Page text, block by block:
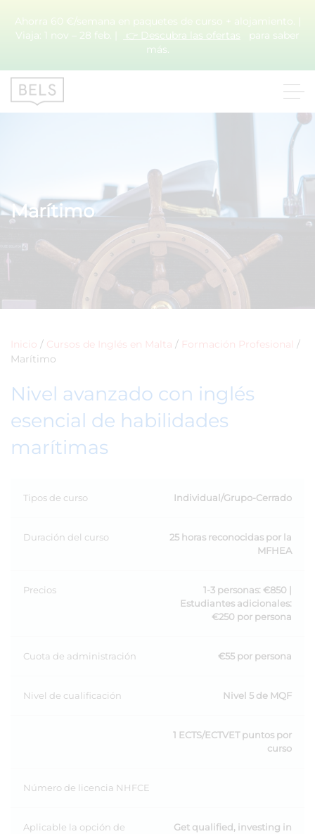
Ahorra 60 €/semana en paquetes de curso + alojamiento. |
Viaja: 1 nov – 28 feb. |
👉 Descubra las ofertas para saber
más.
Marítimo
Inicio / Cursos de Inglés en Malta / Formación Profesional /
Marítimo
Nivel avanzado con inglés
esencial de habilidades
marítimas
Tipos de curso Individual/Grupo-Cerrado
Duración del curso
25 horas reconocidas por la
MFHEA
Precios
1-3 personas: €850 |
Estudiantes adicionales:
€250 por persona
Cuota de administración €55 por persona
Nivel de cualificación Nivel 5 de MQF
1 ECTS/ECTVET puntos por
curso
Número de licencia NHFCE
Aplicable la opción de
Get qualified, investing in